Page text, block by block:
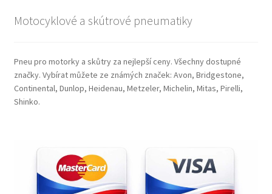
Motocyklové a skútrové pneumatiky
Pneu pro motorky a skůtry za nejlepší ceny. Všechny dostupné
značky. Vybírat můžete ze známých značek: Avon, Bridgestone,
Continental, Dunlop, Heidenau, Metzeler, Michelin, Mitas, Pirelli,
Shinko.